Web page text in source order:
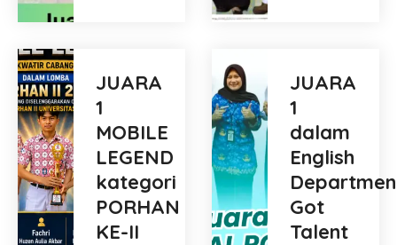
JUARA
1
MOBILE
LEGEND
kategori
PORHAN
KE-II
JUARA
1
dalam
English
Got
Talent